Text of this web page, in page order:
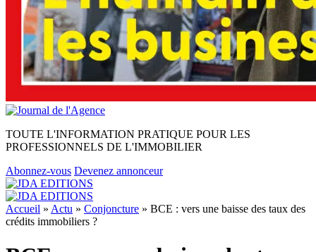
TOUTE L'INFORMATION PRATIQUE POUR LES
PROFESSIONNELS DE L'IMMOBILIER
Abonnez-vous Devenez annonceur
Accueil » Actu » Conjoncture » BCE : vers une baisse des taux des
crédits immobiliers ?